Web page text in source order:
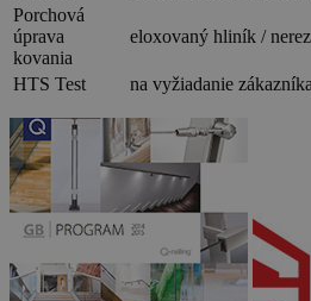
Porchová
úprava
kovania
eloxovaný hliník /
HTS Test na vyžiadanie zákazníka